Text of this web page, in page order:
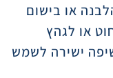
או בישום
או לגהץ
ישירה לשמש